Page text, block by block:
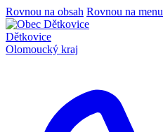
Rovnou na obsah Rovnou na menu
Dětkovice
Olomoucký kraj